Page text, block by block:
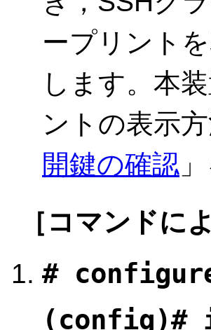
ープリント
します。本
ントの表示
開鍵の確認
［コマンドに
#
(config)#